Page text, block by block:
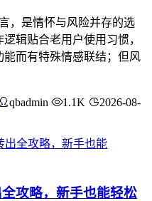
，是情怀与风险并存的选
辑贴合老用户使用习惯，
而有特殊情感联结；但风
qbadmin 1.1K
2026-08-
攻略，新手也能轻松